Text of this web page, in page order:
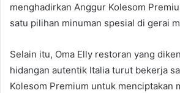
menghadirkan Anggur Kolesom
satu pilihan minuman spesial di gerai
Selain itu, Oma Elly restoran yang
hidangan autentik Italia turut bekerja
Kolesom Premium untuk menciptakan